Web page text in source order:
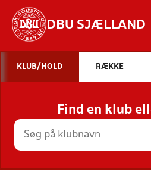
DBU SJÆLLAND
STILLINGER,
HOLD
KLUB/HOLD RÆKKE
Find en klub